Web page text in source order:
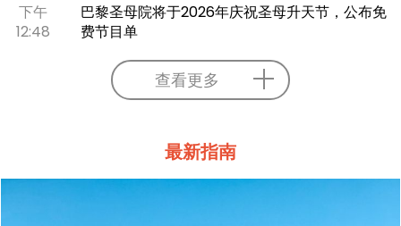
下午
12:48
巴黎圣母院将于2026年庆祝圣母升天节，公布免
费节目单
查看更多
最新指南